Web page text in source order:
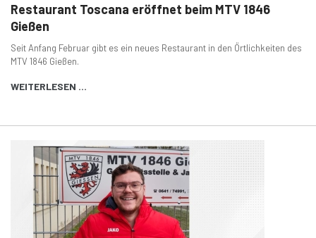
Restaurant Toscana eröffnet beim MTV 1846
Gießen
Seit Anfang Februar gibt es ein neues Restaurant in den Örtlichkeiten des
MTV 1846 Gießen.
WEITERLESEN …